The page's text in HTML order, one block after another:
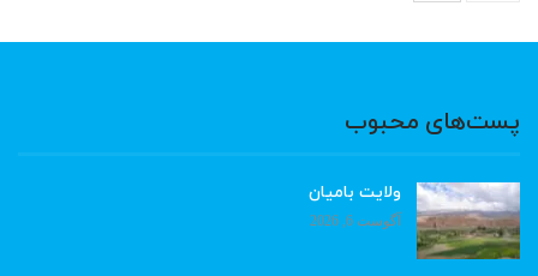
پست‌های محبوب
ولایت بامیان
آگوست 6, 2026